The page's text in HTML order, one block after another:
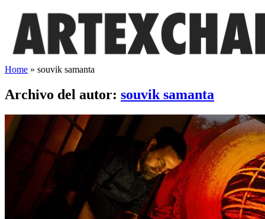
contenido
Home » souvik samanta
Archivo del autor: souvik samanta